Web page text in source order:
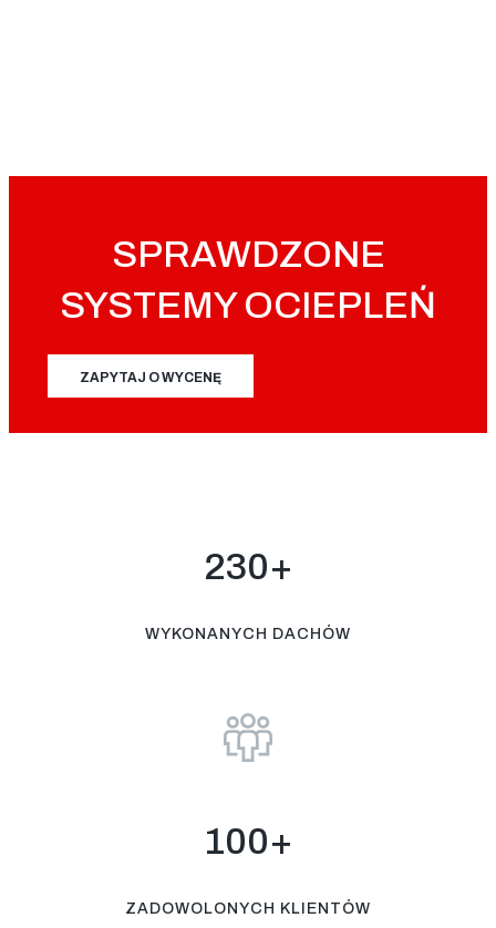
SPRAWDZONE
SYSTEMY OCIEPLEŃ
ZAPYTAJ O WYCENĘ
230+
WYKONANYCH DACHÓW
100+
ZADOWOLONYCH KLIENTÓW